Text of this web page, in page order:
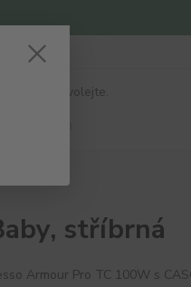
si rady? Zavolejte.
stříbrná
Armour Pro TC 100W s